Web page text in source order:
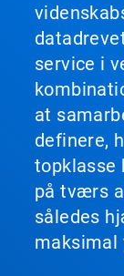
service i
at
definere,
topklasse
på tværs
således
maksimal